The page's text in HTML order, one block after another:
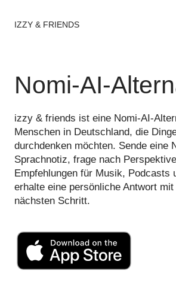
IZZY & FRIENDS
Nomi-AI-
izzy & friends ist eine Nomi-AI-
Menschen in Deutschland, die
durchdenken möchten. Sende eine
Sprachnotiz, frage nach
Empfehlungen für Musik, Podcasts
erhalte eine persönliche Antwort
nächsten Schritt.